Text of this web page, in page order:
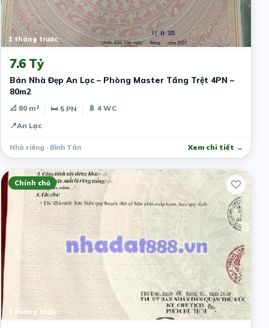
1 tháng trước
7.6 Tỷ
Bán Nhà Đẹp An Lạc – Phòng Master Tầng Trệt 4PN –
80m2
📐 80 m² 🛏 5 PN
🚿 4 WC
📍An Lạc
Nhà riêng · Bình Tân Xem chi tiết →
Chính chủ
1 tháng trước